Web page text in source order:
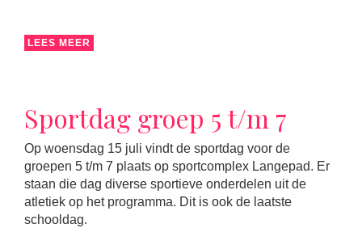
LEES MEER
Sportdag groep 5 t/m 7
Op woensdag 15 juli vindt de sportdag voor de
groepen 5 t/m 7 plaats op sportcomplex Langepad. Er
staan die dag diverse sportieve onderdelen uit de
atletiek op het programma. Dit is ook de laatste
schooldag.